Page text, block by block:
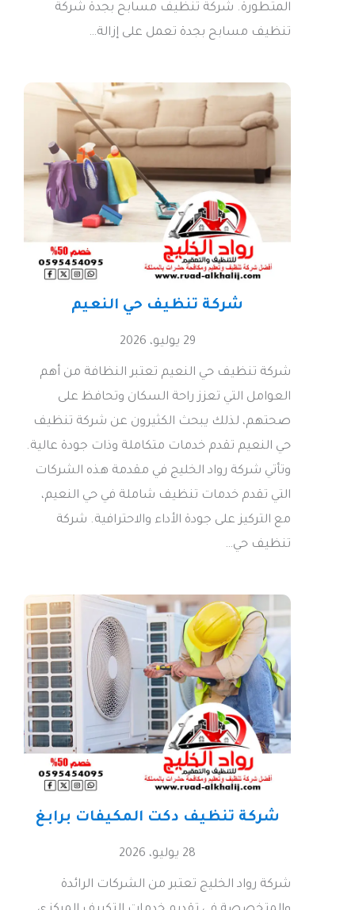
المتطورة. شركة تنظيف مسابح بجدة شركة
تنظيف مسابح بجدة تعمل على إزالة…
شركة تنظيف حي النعيم
29 يوليو، 2026
شركة تنظيف حي النعيم تعتبر النظافة من أهم
العوامل التي تعزز راحة السكان وتحافظ على
صحتهم، لذلك يبحث الكثيرون عن شركة تنظيف
حي النعيم تقدم خدمات متكاملة وذات جودة عالية.
وتأتي شركة رواد الخليج في مقدمة هذه الشركات
التي تقدم خدمات تنظيف شاملة في حي النعيم،
مع التركيز على جودة الأداء والاحترافية. شركة
تنظيف حي…
شركة تنظيف دكت المكيفات برابغ
28 يوليو، 2026
شركة رواد الخليج تعتبر من الشركات الرائدة